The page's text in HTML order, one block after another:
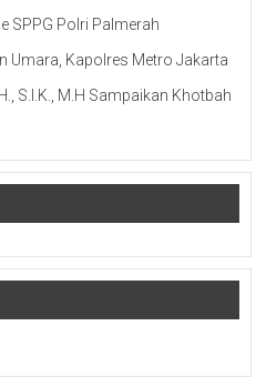
SPPG Polri Palmerah
Umara, Kapolres Metro Jakarta
S.I.K., M.H Sampaikan Khotbah